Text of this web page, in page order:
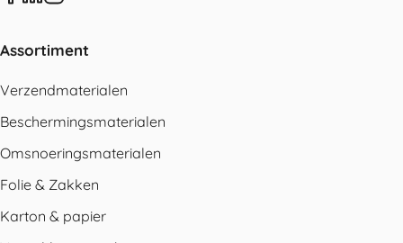
Assortiment
Verzendmaterialen
Beschermingsmaterialen
Omsnoeringsmaterialen
Folie & Zakken
Karton & papier